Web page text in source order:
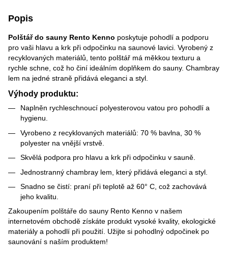
Popis
Polštář do sauny Rento Kenno poskytuje pohodlí a podporu
pro vaši hlavu a krk při odpočinku na saunové lavici. Vyrobený z
recyklovaných materiálů, tento polštář má měkkou texturu a
rychle schne, což ho činí ideálním doplňkem do sauny. Chambray
lem na jedné straně přidává eleganci a styl.
Výhody produktu:
Naplněn rychleschnoucí polyesterovou vatou pro pohodlí a
hygienu.
Vyrobeno z recyklovaných materiálů: 70 % bavlna, 30 %
polyester na vnější vrstvě.
Skvělá podpora pro hlavu a krk při odpočinku v sauně.
Jednostranný chambray lem, který přidává eleganci a styl.
Snadno se čistí: praní při teplotě až 60° C, což zachovává
jeho kvalitu.
Zakoupením polštáře do sauny Rento Kenno v našem
internetovém obchodě získáte produkt vysoké kvality, ekologické
materiály a pohodlí při použití. Užijte si pohodlný odpočinek po
saunování s naším produktem!